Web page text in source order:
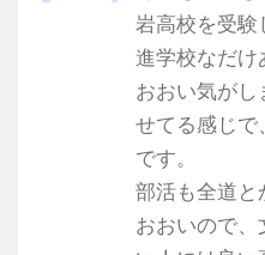
岩高校を受験
進学校なだけ
おおい気が
せてる感じで
です。
部活も全道と
おおいので、